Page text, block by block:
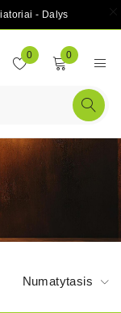
- Dalys
0 0
Numatytasis